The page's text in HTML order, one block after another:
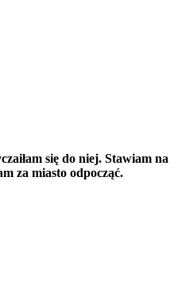
się do niej. Stawiam na
za miasto odpocząć.